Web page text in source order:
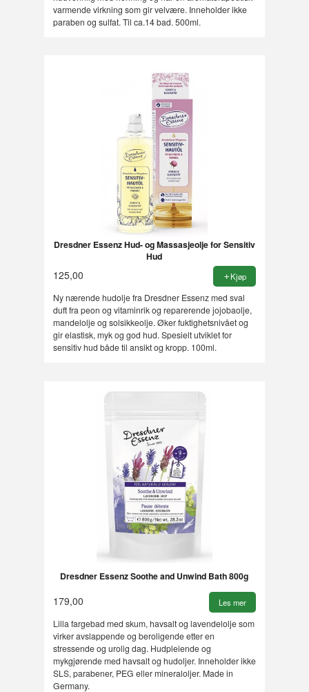
varmende virkning som gir velvære. Inneholder ikke
paraben og sulfat. Til ca.14 bad. 500ml.
Dresdner Essenz Hud- og Massasjeolje for Sensitiv
Hud
125,00 Kjøp
Ny nærende hudolje fra Dresdner Essenz med sval
duft fra peon og vitaminrik og reparerende jojobaolje,
mandelolje og solsikkeolje. Øker fuktighetsnivået og
gir elastisk, myk og god hud. Spesielt utviklet for
sensitiv hud både til ansikt og kropp. 100ml.
Dresdner Essenz Soothe and Unwind Bath 800g
179,00 Les mer
Lilla fargebad med skum, havsalt og lavendelolje som
virker avslappende og beroligende etter en
stressende og urolig dag. Hudpleiende og
mykgjørende med havsalt og hudoljer. Inneholder ikke
SLS, parabener, PEG eller mineraloljer. Made in
Germany.